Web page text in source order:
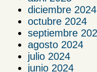
diciembre 2024
octubre 2024
septiembre
agosto 2024
julio 2024
junio 2024